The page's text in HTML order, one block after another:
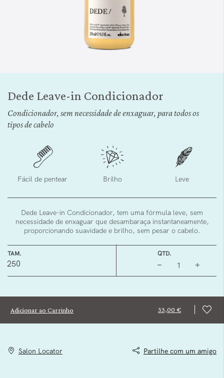
início
Dede Leave-in Condicionador
Condicionador, sem necessidade de enxaguar, para todos os
tipos de cabelo
Fácil de pentear Brilho Leve
Dede Leave-in Condicionador, tem uma fórmula leve, sem
necessidade de enxaguar que desambaraça instantaneamente,
proporcionando suavidade e brilho, sem pesar o cabelo.
Adicionar ao Carrinho 33,00 €
TAM. QTD.
250
Salon Locator Partilhe com um amigo